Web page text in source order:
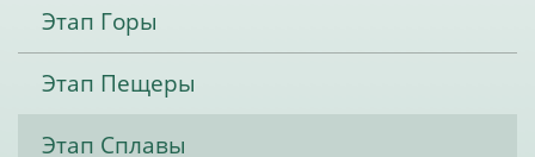
Этап Горы
Этап Пещеры
Этап Сплавы